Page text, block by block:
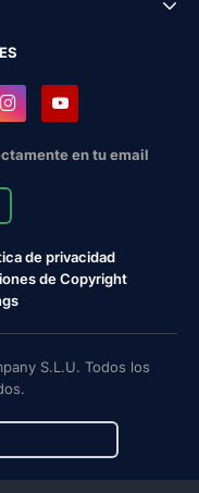
en tu email
de privacidad
de Copyright
S.L.U. Todos los